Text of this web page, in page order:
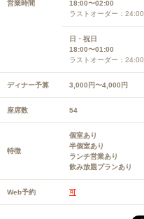
営業時間
18:00〜02:00
ラストオーダー：24:00
日・祝日
18:00〜01:00
ラストオーダー：24:00
ディナー予算 3,000円〜4,000円
座席数 54
特徴
個室あり
半個室あり
ランチ営業あり
飲み放題プランあり
Web予約 可